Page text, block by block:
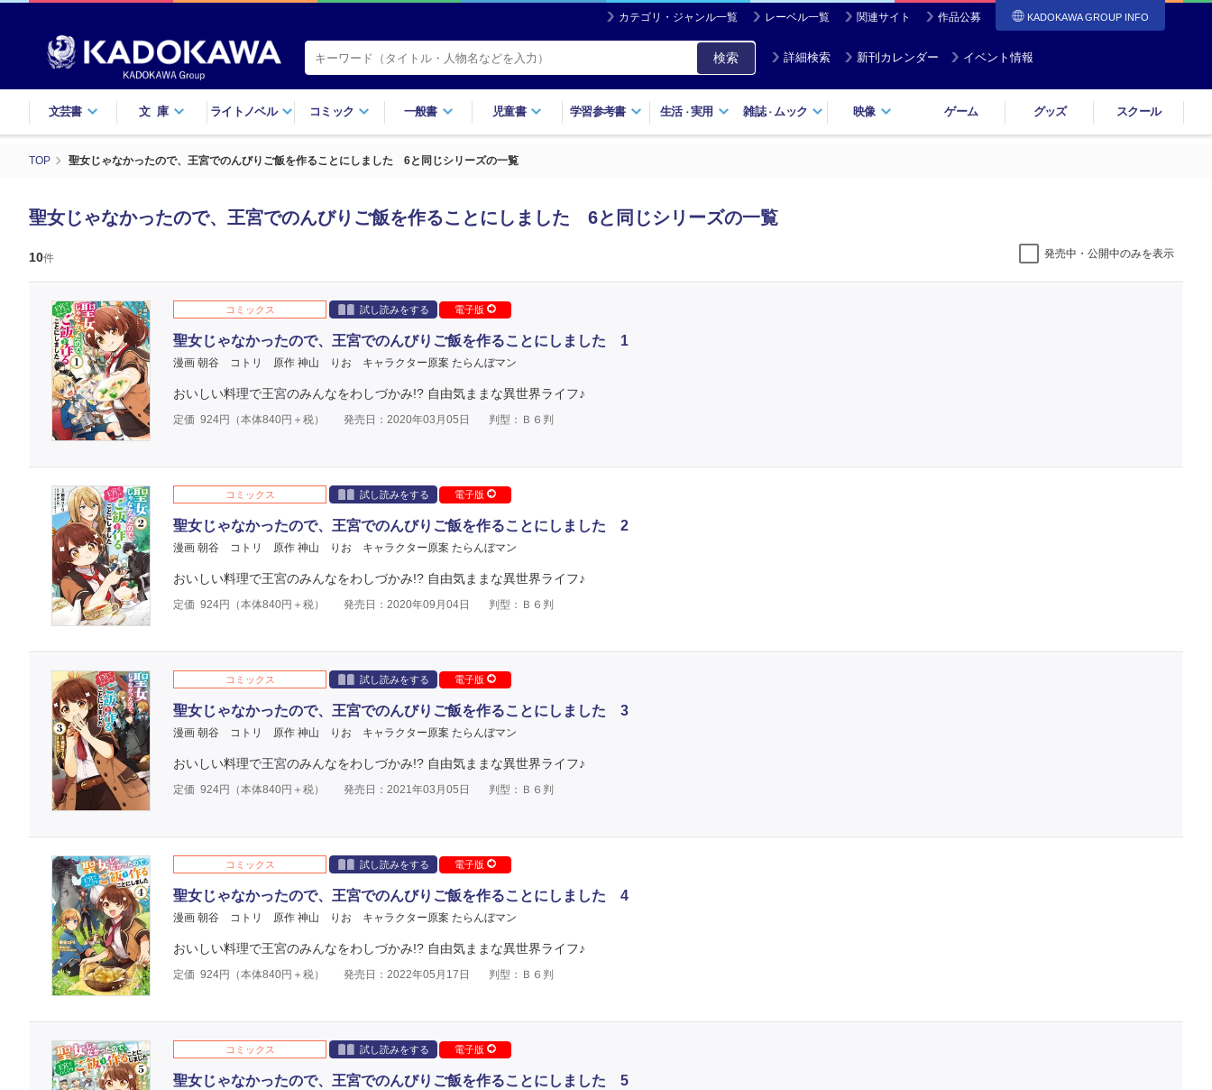
カテゴリ・ジャンル一覧 レーベル一覧 関連サイト 作品公募 KADOKAWA GROUP INFO
検索 詳細検索 新刊カレンダー イベント情報
文芸書 文庫 ライトノベル コミック 一般書 児童書 学習参考書 生活・実用 雑誌・ ムック 映像 ゲーム グッズ スクール
TOP 聖女じゃなかったので、王宮でのんびりご飯を作ることにしました 6と同じシリーズの一覧
聖女じゃなかったので、王宮でのんびりご飯を作ることにしました 6と同じシリーズの一覧
10件 発売中・公開中のみを表示
コミックス 試し読みをする 電子版
聖女じゃなかったので、王宮でのんびりご飯を作ることにしました 1
漫画 朝谷 コトリ 原作 神山 りお キャラクター原案 たらんぼマン
おいしい料理で王宮のみんなをわしづかみ!? 自由気ままな異世界ライフ♪
定価 924円（本体840円＋税） 発売日：2020年03月05日 判型：Ｂ６判
コミックス 試し読みをする 電子版
聖女じゃなかったので、王宮でのんびりご飯を作ることにしました 2
漫画 朝谷 コトリ 原作 神山 りお キャラクター原案 たらんぼマン
おいしい料理で王宮のみんなをわしづかみ!? 自由気ままな異世界ライフ♪
定価 924円（本体840円＋税） 発売日：2020年09月04日 判型：Ｂ６判
コミックス 試し読みをする 電子版
聖女じゃなかったので、王宮でのんびりご飯を作ることにしました 3
漫画 朝谷 コトリ 原作 神山 りお キャラクター原案 たらんぼマン
おいしい料理で王宮のみんなをわしづかみ!? 自由気ままな異世界ライフ♪
定価 924円（本体840円＋税） 発売日：2021年03月05日 判型：Ｂ６判
コミックス 試し読みをする 電子版
聖女じゃなかったので、王宮でのんびりご飯を作ることにしました 4
漫画 朝谷 コトリ 原作 神山 りお キャラクター原案 たらんぼマン
おいしい料理で王宮のみんなをわしづかみ!? 自由気ままな異世界ライフ♪
定価 924円（本体840円＋税） 発売日：2022年05月17日 判型：Ｂ６判
コミックス 試し読みをする 電子版
聖女じゃなかったので、王宮でのんびりご飯を作ることにしました 5